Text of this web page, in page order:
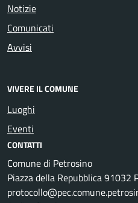
Notizie
Comunicati
Avvisi
VIVERE IL COMUNE
Luoghi
Eventi
CONTATTI
Comune di Petrosino
Piazza della Repubblica 91032